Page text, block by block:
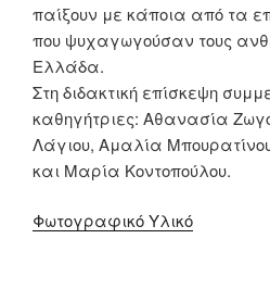
παίξουν με κάποια από τα
που ψυχαγωγούσαν τους
Ελλάδα.
Στη διδακτική επίσκεψη
καθηγήτριες: Αθανασία
Λάγιου, Αμαλία
και Μαρία Κοντοπούλου.
Φωτογραφικό Υλικό